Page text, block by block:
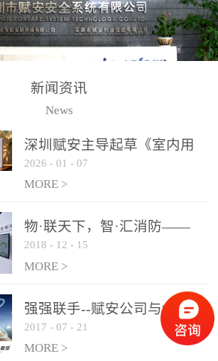
心、体
隧道空
殊、
发生火
无法被
早发现
不仅
造成
社会影
员伤
测器正
建筑
备通过
取、预
析，实
后向光电感烟探测技术、
高可靠的系统抗干扰技术
等多项专利技术和专有技
警领域三十多年技术积累
和工程实践的结晶。
新闻资讯
News
深圳赋安主导起草《室内用
光动能电池技术规程》 正式
布局光伏新能源产业
2026 - 01 - 07
MORE >
物·联天下，智·汇消防——
赋安F&S 2018上海消防展圆
满落幕
2018 - 12 - 15
MORE >
强强联手--赋安公司与金科
集团达成战略合作协议
2017 - 07 - 21
MORE >